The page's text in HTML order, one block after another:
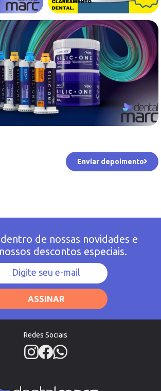
Enviar depoimento
de nossas novidades e
descontos especiais.
ASSINAR
Redes Sociais